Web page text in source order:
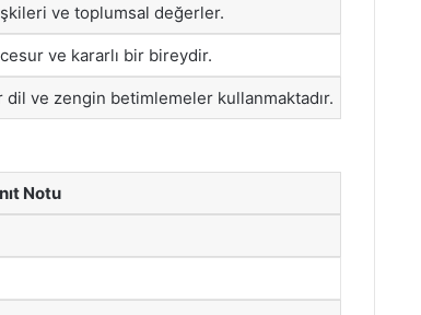
ve toplumsal değerler.
ve kararlı bir bireydir.
dil ve zengin betimlemeler kullanmaktadır.
Notu